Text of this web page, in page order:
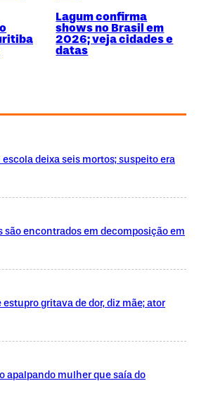
Lagum confirma
shows no Brasil em
2026; veja cidades e
datas
deixa seis mortos; suspeito era
são encontrados em decomposição em
gritava de dor, diz mãe; ator
apalpando mulher que saía do